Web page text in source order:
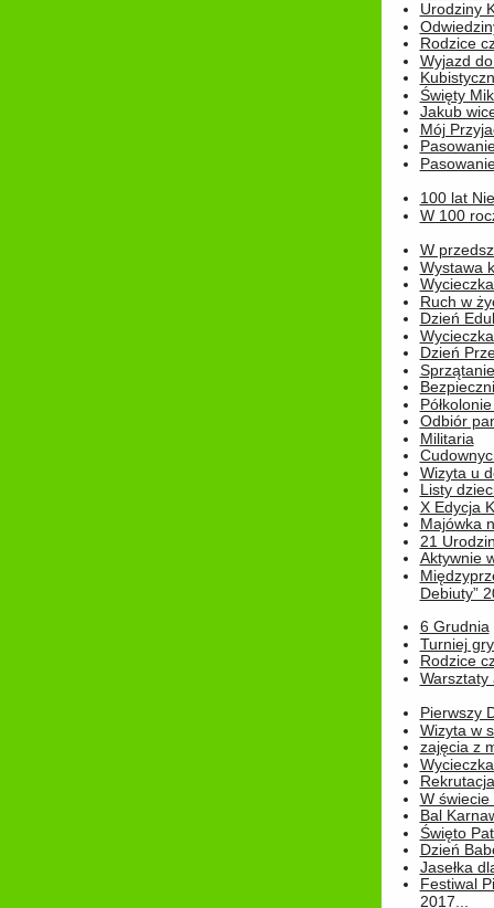
Urodziny
Rodzice
Wyjazd
Święty
Jakub
Mój
100 lat
W 100
W
Wystawa
Ruch w
Dzień
Dzień
Odbiór
Militaria
Wizyta u
Listy
X Edycja
Majówka
21
Aktywnie
Debiuty”
6 Grudnia
Turniej
Rodzice
Warsztaty
Pierwszy
Wizyta w
zajęcia z
W świecie
Bal
Święto
Dzień
Jasełka
Festiwal
2017...